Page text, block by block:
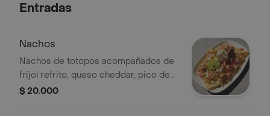
Entradas
Nachos
Nachos de totopos acompañados de
frijol refrito, queso cheddar, pico de
gallo, guacamole y lechuga crocante
$ 20.000